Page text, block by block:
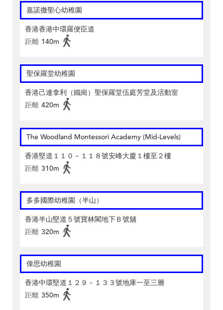
嘉諾撒聖心幼稚園
香港香港中環羅便臣道
距離 140m
聖保羅堂幼稚園
香港己連拿利（鐵崗）聖保羅堂伍庭芳堂及活動室
距離 420m
The Woodland Montessori Academy (Mid-Levels)
香港堅道１１０－１１８號安峰大廈１樓至２樓
距離 310m
多多國際幼稚園（半山）
香港半山堅道５號寶林閣地下Ｂ號舖
距離 320m
偉思幼稚園
香港中環堅道１２９－１３３號地庫一至三層
距離 350m